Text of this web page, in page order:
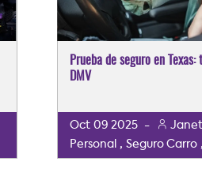
Prueba de seguro en
DMV
Oct 09 2025 -
Personal , Seguro Carro,